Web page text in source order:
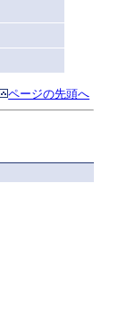
ページの先頭へ